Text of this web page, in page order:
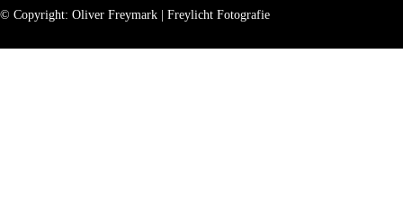
© Copyright: Oliver Freymark | Freylicht Fotografie